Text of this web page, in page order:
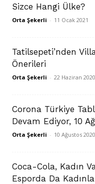
Sizce Hangi Ülke?
Orta Şekerli - 11 Ocak 2021
Tatilsepeti’nden
Önerileri
Orta Şekerli - 22 Haziran 2020
Corona Türkiye
Devam Ediyor, 10
Orta Şekerli - 10 Ağustos 2020
Coca-Cola, Kadın
Esporda Da